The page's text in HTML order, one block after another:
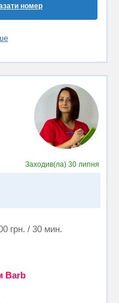
номер
Заходив(ла) 30 липня
грн. / 30 мин.
Barb